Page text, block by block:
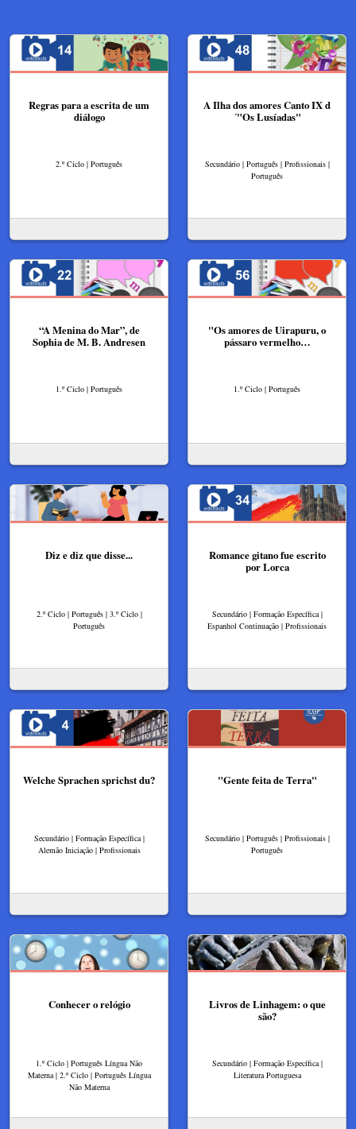
Regras para a escrita de um
diálogo
2.º Ciclo | Português
A Ilha dos amores Canto IX d
´"Os Lusíadas"
Secundário | Português | Profissionais |
Português
“A Menina do Mar”, de
Sophia de M. B. Andresen
1.º Ciclo | Português
"Os amores de Uirapuru, o
pássaro vermelho…
1.º Ciclo | Português
Diz e diz que disse...
2.º Ciclo | Português | 3.º Ciclo |
Português
Romance gitano fue escrito
por Lorca
Secundário | Formação Específica |
Espanhol Continuação | Profissionais
Welche Sprachen sprichst du?
Secundário | Formação Específica |
Alemão Iniciação | Profissionais
"Gente feita de Terra"
Secundário | Português | Profissionais |
Português
Conhecer o relógio
1.º Ciclo | Português Língua Não
Materna | 2.º Ciclo | Português Língua
Não Materna
Livros de Linhagem: o que
são?
Secundário | Formação Específica |
Literatura Portuguesa